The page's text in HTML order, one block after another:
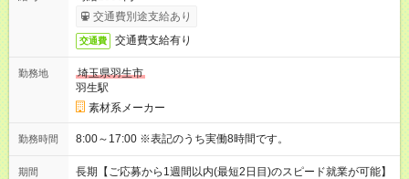
交通費別途支給あり
交通費 交通費支給有り
勤務地
埼玉県羽生市
羽生駅
素材系メーカー
勤務時間 8:00～17:00 ※表記のうち実働8時間です。
期間
長期【ご応募から1週間以内(最短2日目)のスピード就業が可能】